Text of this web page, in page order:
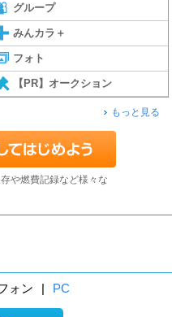
グループ
みんカラ＋
フォト
【PR】オークション
もっと見る
や燃費記録など様々な
ォン | PC